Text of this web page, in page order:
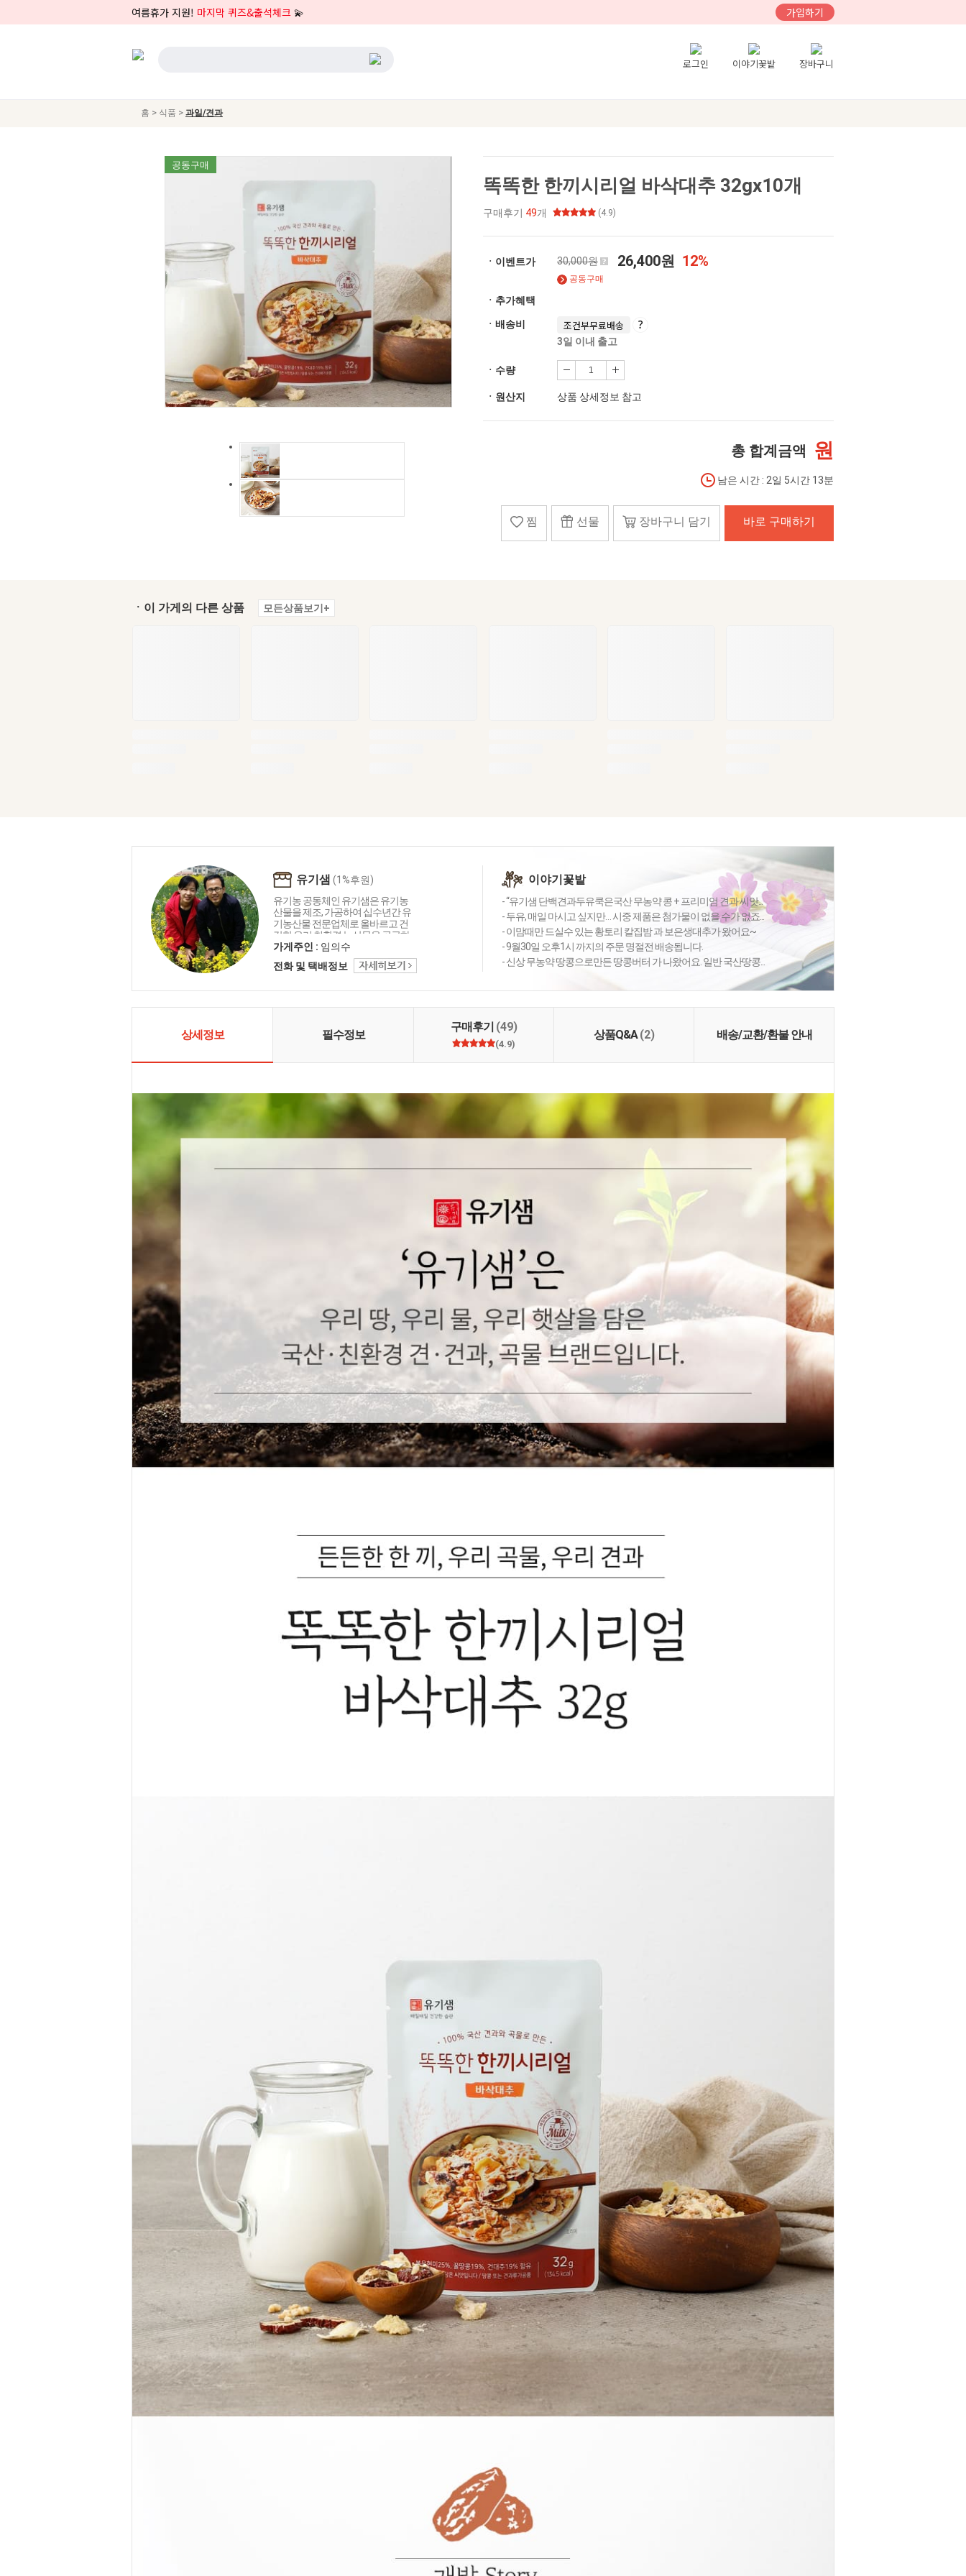
여름휴가 지원! 마지막 퀴즈&출석체크 💫 가입하기
로그인 이야기꽃밭 장바구니
홈 > 식품 > 과일/견과
공동구매
똑똑한 한끼시리얼 바삭대추 32gx10개
구매후기 49개 (4.9)
ㆍ이벤트가 30,000원 26,400원 12%
공동구매
ㆍ추가혜택
ㆍ배송비 조건부무료배송
3일 이내 출고
ㆍ수량
ㆍ원산지 상품 상세정보 참고
총 합계금액 원
남은 시간 : 2일 5시간 13분
찜 선물 장바구니 담기 바로 구매하기
ㆍ이 가게의 다른 상품 모든상품보기+
유기샘 (1%후원)
유기농 공동체인 유기샘은 유기농
산물을 제조, 가공하여 십수년간 유
기농산물 전문업체로 올바르고 건
강한 우리 친환경 농산물을 공급하
는 생명 중심의 농업공동체입니다.
유기샘이 드리는 세 가지 약속 1.올
곧은 친환경 명인이 지은 농산물로
주는 제품을 만들겠습니다. 3. 철저
가게주인 : 임의수
전화 및 택배정보
이야기꽃밭
- “유기샘 단백견과두유쿡은국산 무농약 콩 + 프리미엄 견과·씨앗...
- 두유, 매일 마시고 싶지만… 시중 제품은 첨가물이 없을 수가 없죠...
- 이맘때만 드실수 있는 황토리 칼집밤 과 보은생대추가 왔어요~
- 9월30일 오후1시 까지의 주문 명절전 배송됩니다.
- 신상 무농약 땅콩으로만든 땅콩버터 가 나왔어요. 일반 국산땅콩...
상세정보 필수정보
구매후기 (49)
(4.9)
상품Q&A(2) 배송/교환/환불 안내